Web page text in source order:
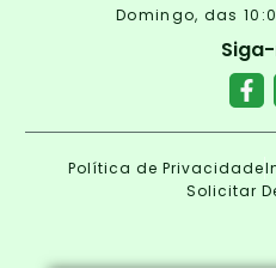
Domingo, das
Política de Privacidade
Solicitar